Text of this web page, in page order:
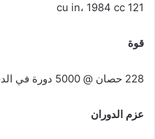
121 cu in، 1984 cc
قوة
228 حصان @ 5000 دورة في الدقيقة
عزم الدوران